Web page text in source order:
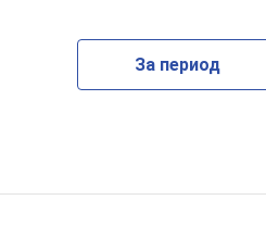
За период